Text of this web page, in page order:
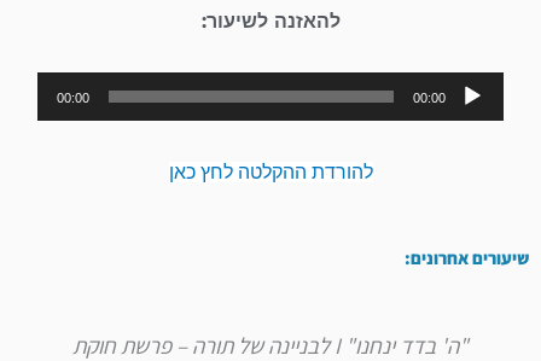
להאזנה לשיעור:
נגן
אודיו
00:00
00:00
להורדת ההקלטה לחץ כאן
שיעורים אחרונים:
"ה' בדד ינחנו" I לבניינה של תורה – פרשת חוקת